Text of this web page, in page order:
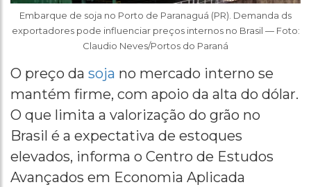
Embarque de soja no Porto de Paranaguá (PR). Demanda ds
exportadores pode influenciar preços internos no Brasil — Foto:
Claudio Neves/Portos do Paraná
O preço da soja no mercado interno se
mantém firme, com apoio da alta do dólar.
O que limita a valorização do grão no
Brasil é a expectativa de estoques
elevados, informa o Centro de Estudos
Avançados em Economia Aplicada